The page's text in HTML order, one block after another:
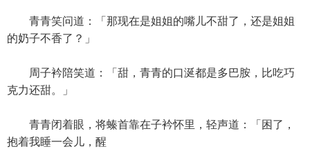
青青笑问道：「那现在是姐姐的嘴儿不甜了，还是姐姐
的奶子不香了？」
周子衿陪笑道：「甜，青青的口涎都是多巴胺，比吃巧
克力还甜。」
青青闭着眼，将螓首靠在子衿怀里，轻声道：「困了，
抱着我睡一会儿，醒